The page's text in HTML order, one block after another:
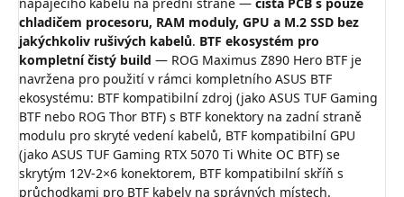
napájecího kabelu na přední straně — čistá PCB s pouze
chladičem procesoru, RAM moduly, GPU a M.2 SSD bez
jakýchkoliv rušivých kabelů. BTF ekosystém pro
kompletní čistý build — ROG Maximus Z890 Hero BTF je
navržena pro použití v rámci kompletního ASUS BTF
ekosystému: BTF kompatibilní zdroj (jako ASUS TUF Gaming
BTF nebo ROG Thor BTF) s BTF konektory na zadní straně
modulu pro skryté vedení kabelů, BTF kompatibilní GPU
(jako ASUS TUF Gaming RTX 5070 Ti White OC BTF) se
skrytým 12V-2×6 konektorem, BTF kompatibilní skříň s
průchodkami pro BTF kabely na správných místech.